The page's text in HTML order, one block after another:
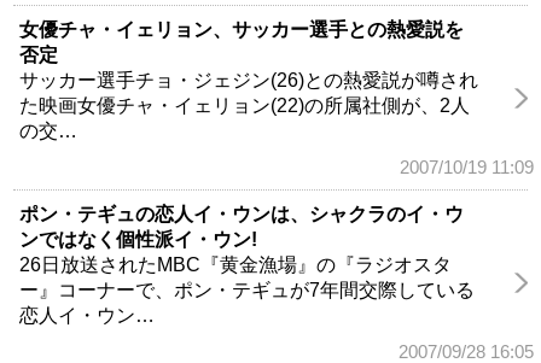
女優チャ・イェリョン、サッカー選手との熱愛説を
否定
サッカー選手チョ・ジェジン(26)との熱愛説が噂され
た映画女優チャ・イェリョン(22)の所属社側が、2人
の交…
2007/10/19 11:09
ポン・テギュの恋人イ・ウンは、シャクラのイ・ウ
ンではなく個性派イ・ウン!
26日放送されたMBC『黄金漁場』の『ラジオスタ
ー』コーナーで、ポン・テギュが7年間交際している
恋人イ・ウン…
2007/09/28 16:05